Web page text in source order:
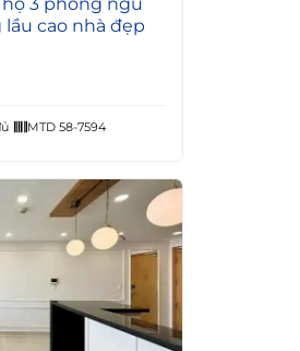
cao nhà đẹp
MTD 58-7594